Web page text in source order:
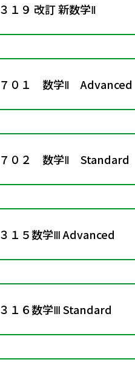
３１９ 改訂 新数学Ⅱ
７０１ 数学Ⅱ Advanced
７０２ 数学Ⅱ Standard
３１５数学Ⅲ Advanced
３１６数学Ⅲ Standard